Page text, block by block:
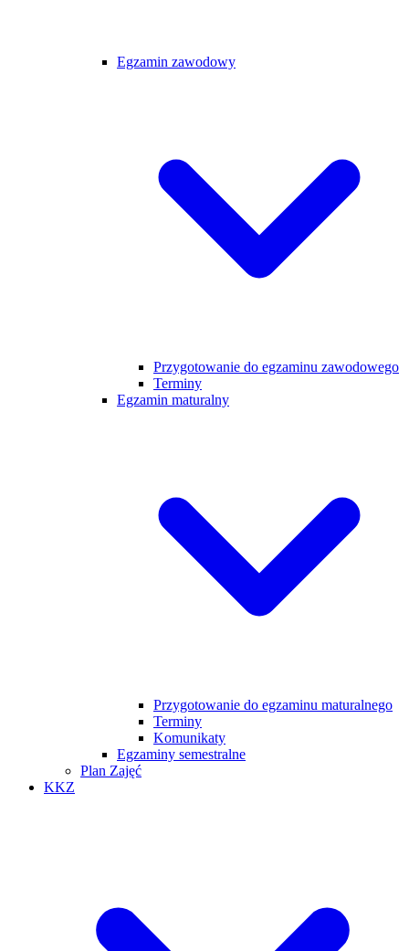
Egzamin zawodowy
Przygotowanie do egzaminu zawodowego
Terminy
Egzamin maturalny
Przygotowanie do egzaminu maturalnego
Terminy
Komunikaty
Egzaminy semestralne
Plan Zajęć
KKZ